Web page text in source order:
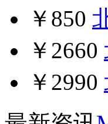
￥850
￥2660
￥2990